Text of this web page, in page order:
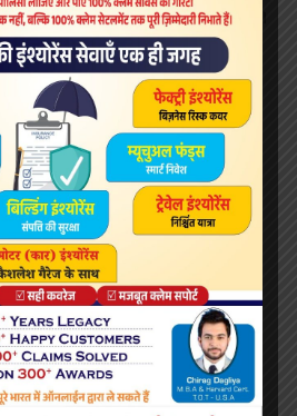
समाज, मूर्तिपूजक समाज पूरा सहयोग रहा।
राठौड़ रहे। यह जानकारी दिनेश
Newsletter
latest breaking news delivered